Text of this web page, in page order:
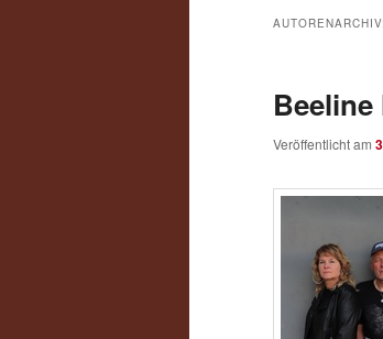
AUTORENARCHIV:
Veröffentlicht am